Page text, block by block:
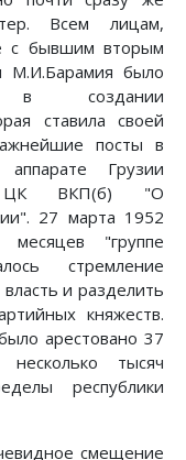
Всем лицам,
с бывшим вторым
М.И.Барамия было
в создании
ставила своей
посты в
Грузии
ЦК ВКП(б) "О
27 марта 1952
месяцев "группе
стремление
и разделить
княжеств.
арестовано 37
тысяч
республики
смещение